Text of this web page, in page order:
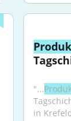
"...
in